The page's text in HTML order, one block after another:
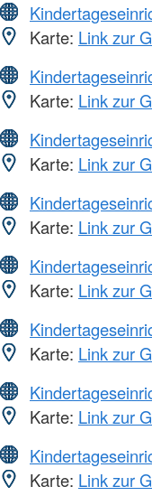
Karte: Link zur
Karte: Link zur
Karte: Link zur
Karte: Link zur
Karte: Link zur
Karte: Link zur
Karte: Link zur
Karte: Link zur